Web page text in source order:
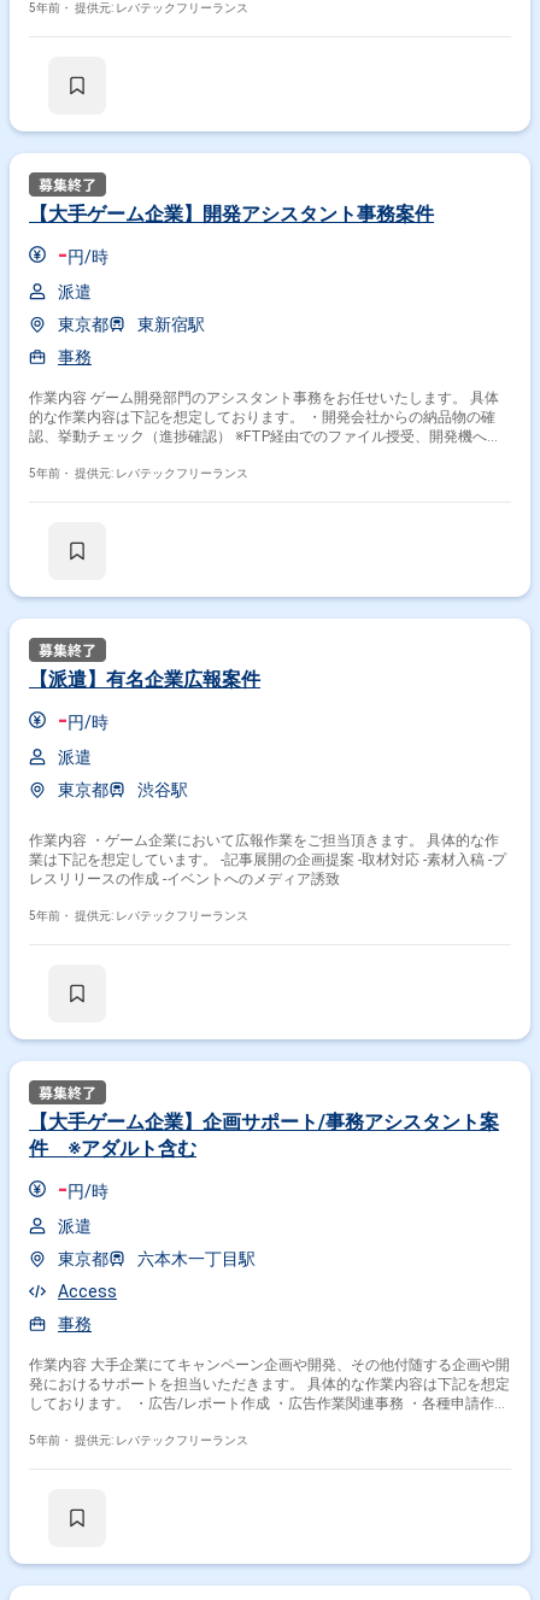
応 └入社手続き └採用広報記事の推敲 └書類ファイリングなど
5年前・ 提供元: レバテックフリーランス
【大手ゲーム企業】開発アシスタント事務案件
-円/時
派遣
東京都
東新宿駅
事務
作業内容 ゲーム開発部門のアシスタント事務をお任せいたします。 具体
的な作業内容は下記を想定しております。 ・開発会社からの納品物の確
認、挙動チェック（進捗確認） ※FTP経由でのファイル授受、開発機への
ーカライズ自体は翻訳会社に行って頂きます。 ・プレイヤー向けマニュア
5年前・ 提供元: レバテックフリーランス
【派遣】有名企業広報案件
-円/時
派遣
東京都
渋谷駅
作業内容 ・ゲーム企業において広報作業をご担当頂きます。 具体的な作
業は下記を想定しています。 -記事展開の企画提案 -取材対応 -素材入稿 -プ
レスリリースの作成 -イベントへのメディア誘致
5年前・ 提供元: レバテックフリーランス
【大手ゲーム企業】企画サポート/事務アシスタント案
件 ※アダルト含む
-円/時
派遣
東京都
六本木一丁目駅
Access
事務
作業内容 大手企業にてキャンペーン企画や開発、その他付随する企画や開
発におけるサポートを担当いただきます。 具体的な作業内容は下記を想定
しております。 ・広告/レポート作成 ・広告作業関連事務 ・各種申請作業
5年前・ 提供元: レバテックフリーランス